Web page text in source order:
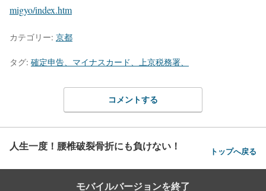
migyo/index.htm
カテゴリー: 京都
タグ: 確定申告、マイナスカード、上京税務署、
コメントする
人生一度！腰椎破裂骨折にも負けない！ トップへ戻る
モバイルバージョンを終了